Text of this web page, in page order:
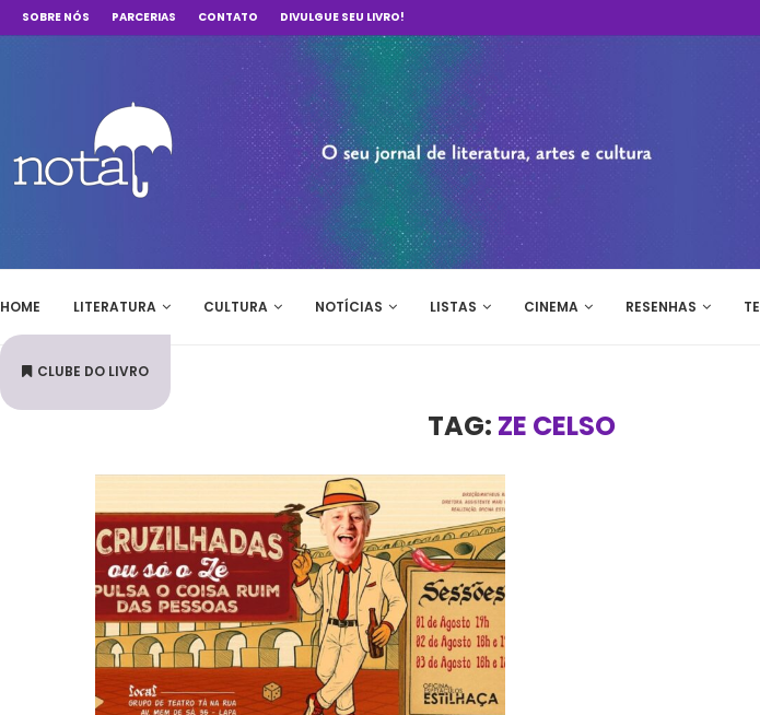
SOBRE NÓS PARCERIAS CONTATO DIVULGUE SEU LIVRO!
HOME LITERATURA CULTURA NOTÍCIAS LISTAS CINEMA RESENHAS
CLUBE DO LIVRO
TAG: ZE CELSO